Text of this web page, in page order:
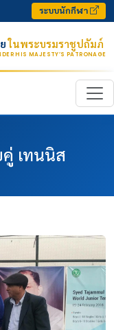
ระบบนักกีฬา
ยในพระบรมราชูปถัมภ์
HIS MAJESTY’S PATRONAGE
เทนนิส